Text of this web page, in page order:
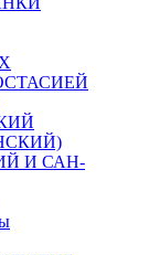
И САН-